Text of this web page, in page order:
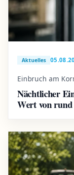
Aktuelles
Einbruch am
Nächtlicher
Wert von rund